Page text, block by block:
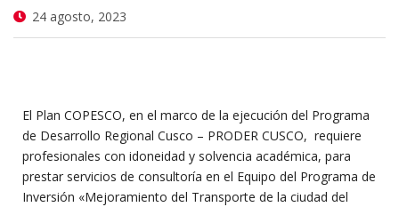
24 agosto, 2023
El Plan COPESCO, en el marco de la ejecución del Programa
de Desarrollo Regional Cusco – PRODER CUSCO, requiere
profesionales con idoneidad y solvencia académica, para
prestar servicios de consultoría en el Equipo del Programa de
Inversión «Mejoramiento del Transporte de la ciudad del